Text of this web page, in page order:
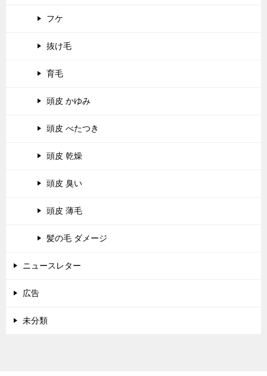
フケ
抜け毛
育毛
頭皮 かゆみ
頭皮 べたつき
頭皮 乾燥
頭皮 臭い
頭皮 薄毛
髪の毛 ダメージ
ニュースレター
広告
未分類